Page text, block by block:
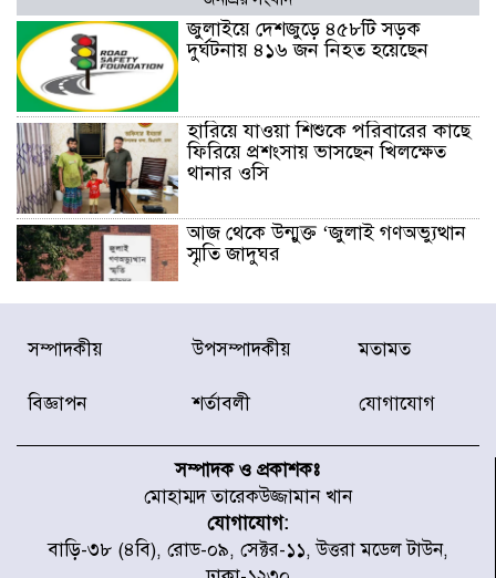
জুলাইয়ে দেশজুড়ে ৪৫৮টি সড়ক
দুর্ঘটনায় ৪১৬ জন নিহত হয়েছেন
হারিয়ে যাওয়া শিশুকে পরিবারের কাছে
ফিরিয়ে প্রশংসায় ভাসছেন খিলক্ষেত
থানার ওসি
আজ থেকে উন্মুক্ত ‘জুলাই গণঅভ্যুত্থান
স্মৃতি জাদুঘর
রাজধানীর উত্তরা আঞ্চলিক পাসপোর্ট
অফিসের সামনে দালাল চক্রের ১৩ জন
করেছে র‌্যাব-১
চূড়ান্ত পর্যায়ে : ইরান
প্রত্যেক অপরাধীর বিচার এ দেশেই
হবে, সে যত শক্তিশালীই হোক না কেন,
সম্পাদকীয় উপসম্পাদকীয় মতামত
বিজ্ঞাপন শর্তাবলী যোগাযোগ
সম্পাদক ও প্রকাশকঃ
মোহাম্মদ তারেকউজ্জামান খান
যোগাযোগ:
বাড়ি-৩৮ (৪বি), রোড-০৯, সেক্টর-১১, উত্তরা মডেল টাউন,